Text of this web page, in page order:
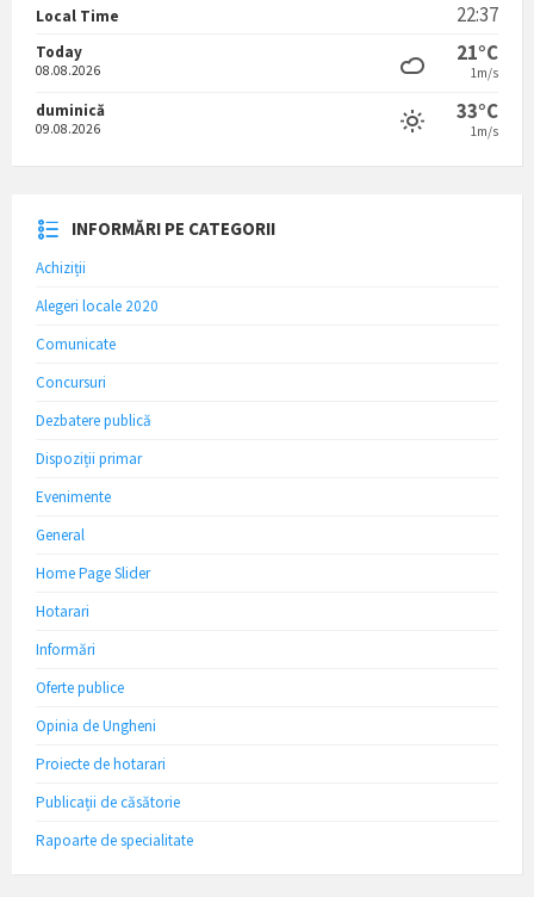
Local Time 22:37
Today
08.08.2026
21°C
1m/s
duminică
09.08.2026
33°C
1m/s
INFORMĂRI PE CATEGORII
Achiziții
Alegeri locale 2020
Comunicate
Concursuri
Dezbatere publică
Dispoziții primar
Evenimente
General
Home Page Slider
Hotarari
Informări
Oferte publice
Opinia de Ungheni
Proiecte de hotarari
Publicații de căsătorie
Rapoarte de specialitate